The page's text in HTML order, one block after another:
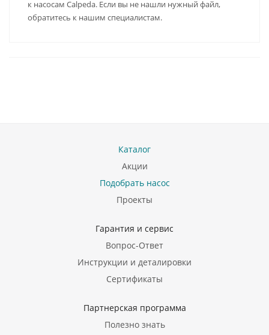
к насосам Calpeda. Если вы не нашли нужный файл,
обратитесь к нашим специалистам.
Каталог
Акции
Подобрать насос
Проекты
Гарантия и сервис
Вопрос-Ответ
Инструкции и деталировки
Сертификаты
Партнерская программа
Полезно знать